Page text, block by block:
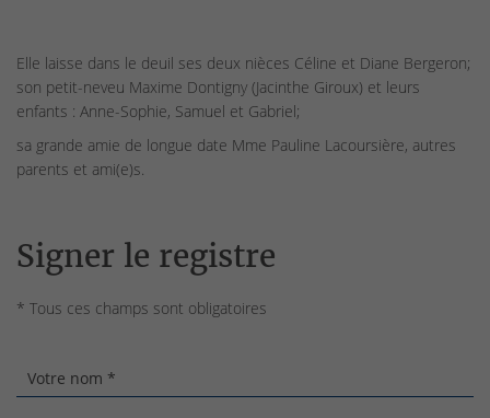
Elle laisse dans le deuil ses deux nièces Céline et Diane Bergeron;
son petit-neveu Maxime Dontigny (Jacinthe Giroux) et leurs
enfants : Anne-Sophie, Samuel et Gabriel;
sa grande amie de longue date Mme Pauline Lacoursière, autres
parents et ami(e)s.
Signer le registre
* Tous ces champs sont obligatoires
Votre nom *